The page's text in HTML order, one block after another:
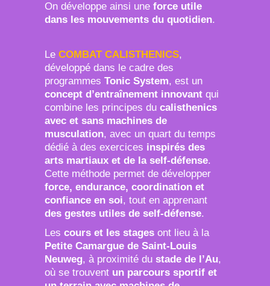
On développe ainsi une force utile
dans les mouvements du quotidien.
Le COMBAT CALISTHENICS,
développé dans le cadre des
programmes Tonic System, est un
concept d’entraînement innovant qui
combine les principes du calisthenics
avec et sans machines de
musculation, avec un quart du temps
dédié à des exercices inspirés des
arts martiaux et de la self-défense.
Cette méthode permet de développer
force, endurance, coordination et
confiance en soi, tout en apprenant
des gestes utiles de self-défense.
Les cours et les stages ont lieu à la
Petite Camargue de Saint-Louis
Neuweg, à proximité du stade de l’Au,
où se trouvent un parcours sportif et